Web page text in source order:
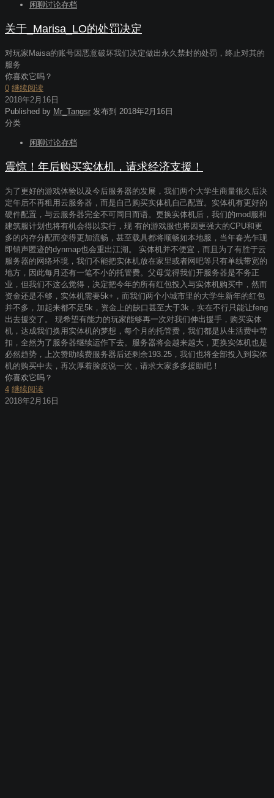
闲聊讨论存档
关于_Marisa_LO的处罚决定
对玩家Maisa的账号因恶意破坏我们决定做出永久禁封的处罚，终止对其的
服务
你喜欢它吗？
0 继续阅读
2018年2月16日
Published by Mr_Tangsr 发布到 2018年2月16日
分类
闲聊讨论存档
震惊！年后购买实体机，请求经济支援！
为了更好的游戏体验以及今后服务器的发展，我们两个大学生商量很久后决
定年后不再租用云服务器，而是自己购买实体机自己配置。实体机有更好的
硬件配置，与云服务器完全不可同日而语。更换实体机后，我们的mod服和
建筑服计划也将有机会得以实行，现 有的游戏服也将因更强大的CPU和更
多的内存分配而变得更加流畅，甚至载具都将顺畅如本地服，当年春光乍现
即销声匿迹的dynmap也会重出江湖。 实体机并不便宜，而且为了有胜于云
服务器的网络环境，我们不能把实体机放在家里或者网吧等只有单线带宽的
地方，因此每月还有一笔不小的托管费。父母觉得我们开服务器是不务正
业，但我们不这么觉得，决定把今年的所有红包投入与实体机购买中，然而
资金还是不够，实体机需要5k+，而我们两个小城市里的大学生新年的红包
并不多，加起来都不足5k，资金上的缺口甚至大于3k，实在不行只能让feng
出去援交了。 现希望有能力的玩家能够再一次对我们伸出援手，购买实体
机，达成我们换用实体机的梦想，每个月的托管费，我们都是从生活费中苛
扣，全然为了服务器继续运作下去。服务器将会越来越大，更换实体机也是
必然趋势，上次赞助续费服务器后还剩余193.25，我们也将全部投入到实体
机的购买中去，再次厚着脸皮说一次，请求大家多多援助吧！
你喜欢它吗？
4 继续阅读
2018年2月16日